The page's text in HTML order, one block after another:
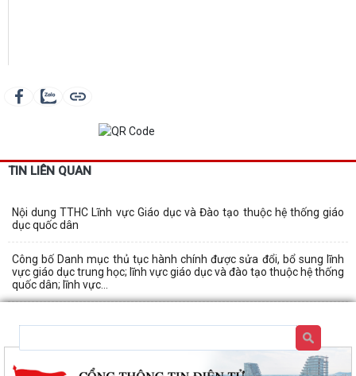
TIN LIÊN QUAN
Nội dung TTHC Lĩnh vực Giáo dục và Đào tạo thuộc hệ thống giáo
dục quốc dân
Công bố Danh mục thủ tục hành chính được sửa đổi, bổ sung lĩnh
vực giáo dục trung học; lĩnh vực giáo dục và đào tạo thuộc hệ thống
quốc dân; lĩnh vực...